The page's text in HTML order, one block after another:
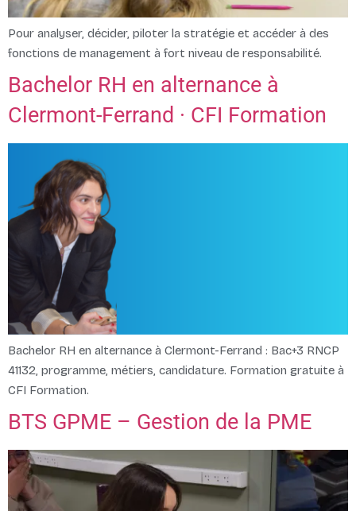
Pour analyser, décider, piloter la stratégie et accéder à des
fonctions de management à fort niveau de responsabilité.
Bachelor RH en alternance à
Clermont-Ferrand · CFI Formation
Bachelor RH en alternance à Clermont-Ferrand : Bac+3 RNCP
41132, programme, métiers, candidature. Formation gratuite à
CFI Formation.
BTS GPME – Gestion de la PME